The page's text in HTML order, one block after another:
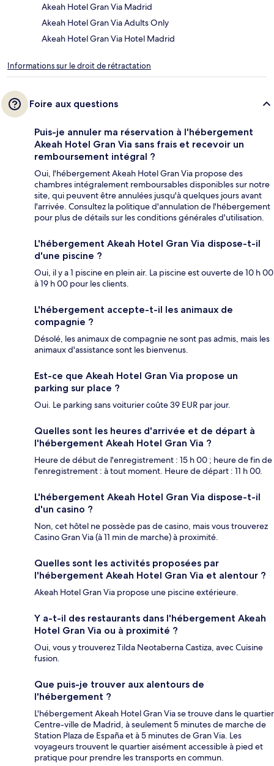
Akeah Hotel Gran Via Madrid
Akeah Hotel Gran Via Adults Only
Akeah Hotel Gran Via Hotel Madrid
Informations sur le droit de rétractation
Foire aux questions
Puis-je annuler ma réservation à l'hébergement
Akeah Hotel Gran Via sans frais et recevoir un
remboursement intégral ?
Oui, l'hébergement Akeah Hotel Gran Via propose des
chambres intégralement remboursables disponibles sur notre
site, qui peuvent être annulées jusqu'à quelques jours avant
l'arrivée. Consultez la politique d'annulation de l'hébergement
pour plus de détails sur les conditions générales d'utilisation.
L'hébergement Akeah Hotel Gran Via dispose-t-il
d'une piscine ?
Oui, il y a 1 piscine en plein air. La piscine est ouverte de 10 h 00
à 19 h 00 pour les clients.
L'hébergement accepte-t-il les animaux de
compagnie ?
Désolé, les animaux de compagnie ne sont pas admis, mais les
animaux d'assistance sont les bienvenus.
Est-ce que Akeah Hotel Gran Via propose un
parking sur place ?
Oui. Le parking sans voiturier coûte 39 EUR par jour.
Quelles sont les heures d'arrivée et de départ à
l'hébergement Akeah Hotel Gran Via ?
Heure de début de l'enregistrement : 15 h 00 ; heure de fin de
l'enregistrement : à tout moment. Heure de départ : 11 h 00.
L'hébergement Akeah Hotel Gran Via dispose-t-il
d'un casino ?
Non, cet hôtel ne possède pas de casino, mais vous trouverez
Casino Gran Via (à 11 min de marche) à proximité.
Quelles sont les activités proposées par
l'hébergement Akeah Hotel Gran Via et alentour ?
Akeah Hotel Gran Via propose une piscine extérieure.
Y a-t-il des restaurants dans l'hébergement Akeah
Hotel Gran Via ou à proximité ?
Oui, vous y trouverez Tilda Neotaberna Castiza, avec Cuisine
fusion.
Que puis-je trouver aux alentours de
l'hébergement ?
L'hébergement Akeah Hotel Gran Via se trouve dans le quartier
Centre-ville de Madrid, à seulement 5 minutes de marche de
Station Plaza de España et à 5 minutes de Gran Via. Les
voyageurs trouvent le quartier aisément accessible à pied et
pratique pour prendre les transports en commun.